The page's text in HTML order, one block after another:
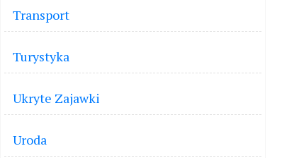
Transport
Turystyka
Ukryte Zajawki
Uroda